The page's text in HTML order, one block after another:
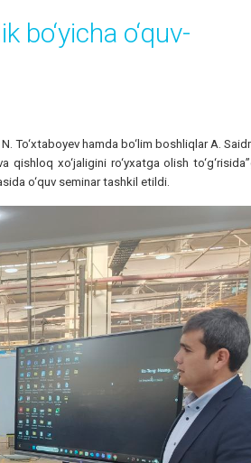
bo‘yicha o‘quv-
hamda bo‘lim boshliqlar A.
xo‘jaligini ro‘yxatga olish
o‘quv seminar tashkil etildi.